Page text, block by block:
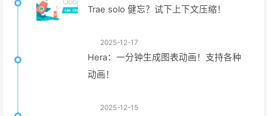
Trae solo 健忘？试下上下文压缩！
2025-12-17
Hera：一分钟生成图表动画！支持各种
动画！
2025-12-15